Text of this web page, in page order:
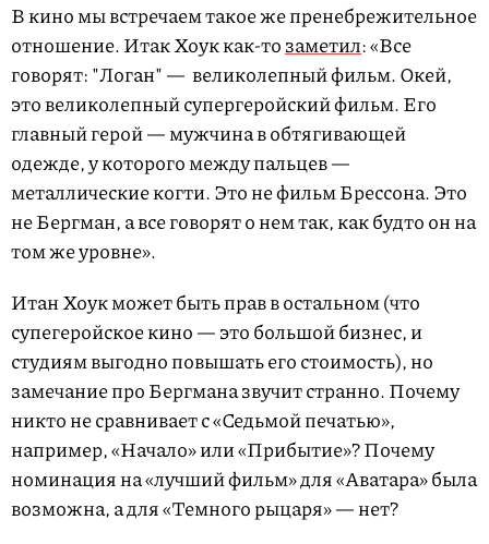
В кино мы встречаем такое же пренебрежительное
отношение. Итак Хоук как-тозаметил: «Все
говорят: "Логан" — великолепный фильм. Окей,
это великолепный супергеройский фильм. Его
главный герой — мужчина в обтягивающей
одежде, у которого между пальцев —
металлические когти. Это не фильм Брессона. Это
не Бергман, а все говорят о нем так, как будто он на
том же уровне».
Итан Хоук может быть прав в остальном (что
супегеройское кино — это большой бизнес, и
студиям выгодно повышать его стоимость), но
замечание про Бергмана звучит странно. Почему
никто не сравнивает с «Седьмой печатью»,
например, «Начало» или «Прибытие»? Почему
номинация на «лучший фильм» для «Аватара» была
возможна, а для «Темного рыцаря» — нет?